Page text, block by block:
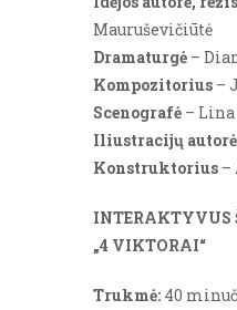
Mauruševičiūtė
Dramaturgė –
Kompozitorius –
Scenografė –
Iliustracijų autorė
Konstruktorius –
INTERAKTYVUS
„4 VIKTORAI“
Trukmė: 40